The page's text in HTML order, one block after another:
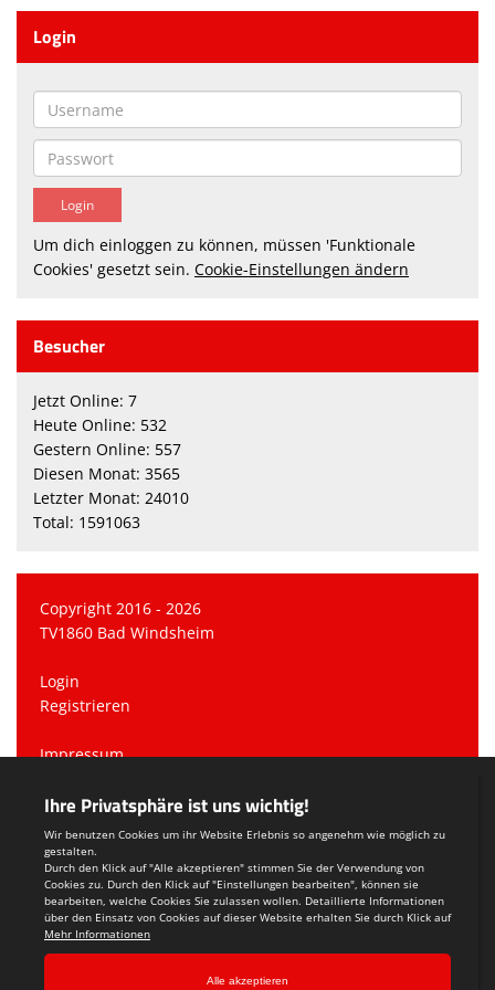
Login
Um dich einloggen zu können, müssen 'Funktionale
Cookies' gesetzt sein. Cookie-Einstellungen ändern
Besucher
Jetzt Online: 7
Heute Online: 532
Gestern Online: 557
Diesen Monat: 3565
Letzter Monat: 24010
Total: 1591063
Copyright 2016 - 2026
TV1860 Bad Windsheim
Login
Registrieren
Impressum
Teamsports 2
Dein Sportverein online